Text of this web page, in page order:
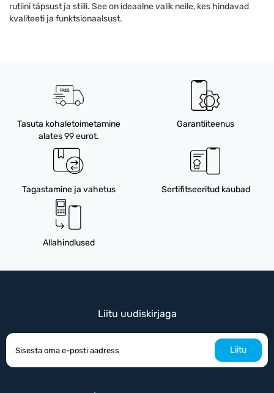
rutiini täpsust ja stiili. See on ideaalne valik neile, kes hindavad
kvaliteeti ja funktsionaalsust.
Tasuta kohaletoimetamine
alates 99 eurot.
Garantiiteenus
Tagastamine ja vahetus Sertifitseeritud kaubad
Allahindlused
Liitu uudiskirjaga
Liitu